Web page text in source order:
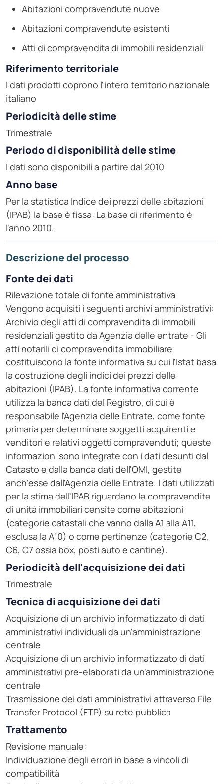
Abitazioni compravendute nuove
Abitazioni compravendute esistenti
Atti di compravendita di immobili residenziali
Riferimento territoriale
I dati prodotti coprono l'intero territorio nazionale
italiano
Periodicità delle stime
Trimestrale
Periodo di disponibilità delle stime
I dati sono disponibili a partire dal 2010
Anno base
Per la statistica Indice dei prezzi delle abitazioni
(IPAB) la base è fissa: La base di riferimento è
l'anno 2010.
Descrizione del processo
Fonte dei dati
Rilevazione totale di fonte amministrativa
Vengono acquisiti i seguenti archivi amministrativi:
Archivio degli atti di compravendita di immobili
residenziali gestito da Agenzia delle entrate - Gli
atti notarili di compravendita immobiliare
costituiscono la fonte informativa su cui l'Istat basa
la costruzione degli indici dei prezzi delle
abitazioni (IPAB). La fonte informativa corrente
utilizza la banca dati del Registro, di cui è
responsabile l'Agenzia delle Entrate, come fonte
primaria per determinare soggetti acquirenti e
venditori e relativi oggetti compravenduti; queste
informazioni sono integrate con i dati desunti dal
Catasto e dalla banca dati dell'OMI, gestite
anch'esse dall'Agenzia delle Entrate. I dati utilizzati
per la stima dell'IPAB riguardano le compravendite
di unità immobiliari censite come abitazioni
(categorie catastali che vanno dalla A1 alla A11,
esclusa la A10) o come pertinenze (categorie C2,
C6, C7 ossia box, posti auto e cantine).
Periodicità dell'acquisizione dei dati
Trimestrale
Tecnica di acquisizione dei dati
Acquisizione di un archivio informatizzato di dati
amministrativi individuali da un'amministrazione
centrale
Acquisizione di un archivio informatizzato di dati
amministrativi pre-elaborati da un'amministrazione
centrale
Trasmissione dei dati amministrativi attraverso File
Transfer Protocol (FTP) su rete pubblica
Trattamento
Revisione manuale:
Individuazione degli errori in base a vincoli di
compatibilità